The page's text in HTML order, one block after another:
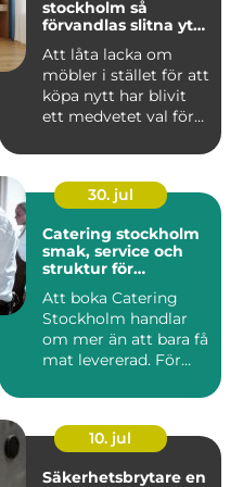
stockholm så
förvandlas slitna ytor
Att låta lacka om
möbler i stället för att
köpa nytt har blivit
ett medvetet val för
30. jul
Catering stockholm
smak, service och
struktur för
Att boka Catering
Stockholm handlar
om mer än att bara få
mat levererad. För
röda...
10. jul
Säkerhetsbrytare en